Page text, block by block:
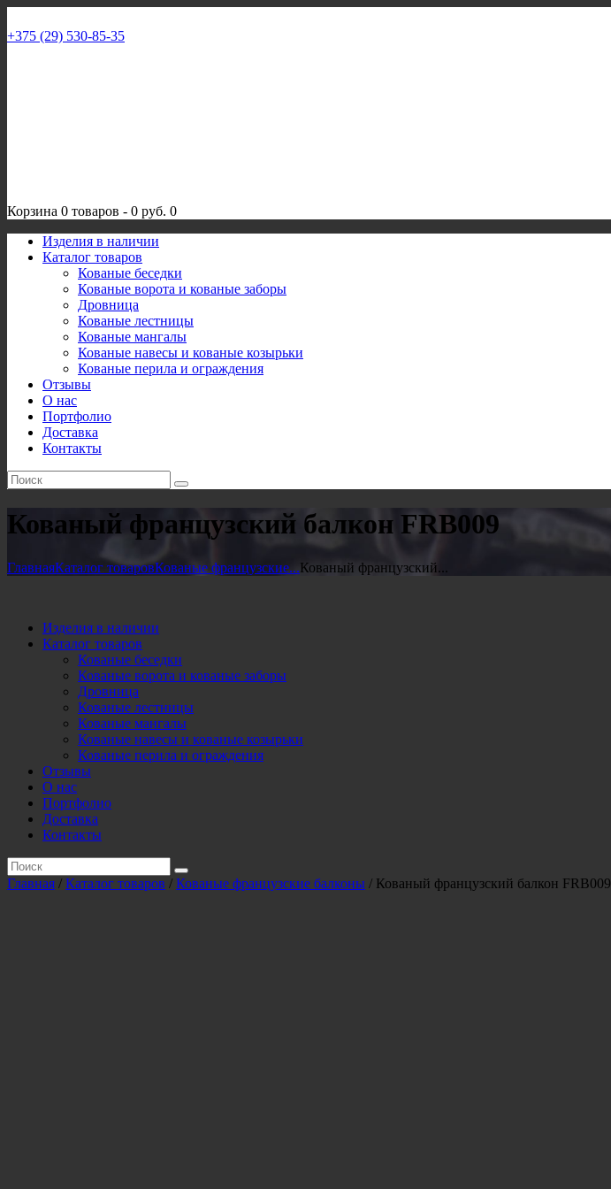
+375 (29) 530-85-35
Корзина 0 товаров - 0 руб. 0
Изделия в наличии
Каталог товаров
Кованые беседки
Кованые ворота и кованые заборы
Дровница
Кованые лестницы
Кованые мангалы
Кованые навесы и кованые козырьки
Кованые перила и ограждения
Отзывы
О нас
Портфолио
Доставка
Контакты
Кованый французский балкон FRB009
ГлавнаяКаталог товаровКованые французские...Кованый французский...
Изделия в наличии
Каталог товаров
Кованые беседки
Кованые ворота и кованые заборы
Дровница
Кованые лестницы
Кованые мангалы
Кованые навесы и кованые козырьки
Кованые перила и ограждения
Отзывы
О нас
Портфолио
Доставка
Контакты
Главная / Каталог товаров / Кованые французские балконы / Кованый французский балкон FRB009